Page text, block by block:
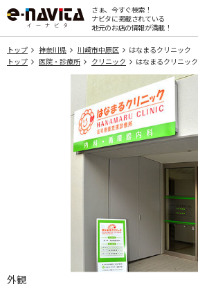
さぁ、今すぐ検索！
ナビタに掲載されている
地元のお店の情報が満載！
トップ 神奈川県 川崎市中原区
はなまるクリニック
トップ
医院・診療所 クリニック はなまるクリニック
外観